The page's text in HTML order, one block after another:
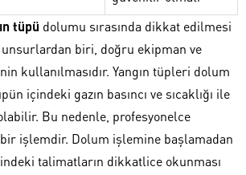
tüpü dolumu sırasında dikkat edilmesi
biri, doğru ekipman ve
kullanılmasıdır. Yangın tüpleri dolum
içindeki gazın basıncı ve sıcaklığı ile
Bu nedenle, profesyonelce
bir işlemdir. Dolum işlemine başlamadan
talimatların dikkatlice okunması